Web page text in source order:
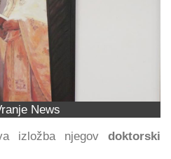
News
izložba njegov doktorski